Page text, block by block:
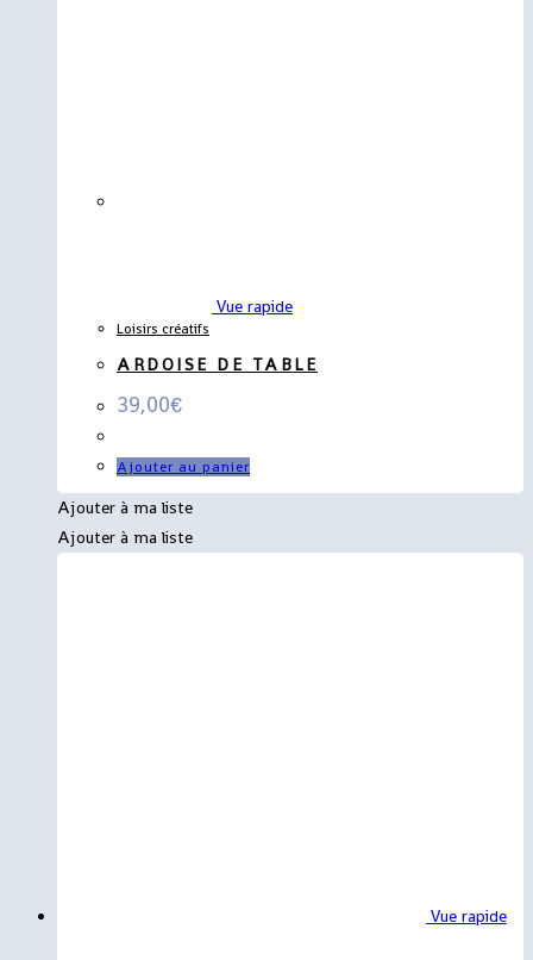
Vue rapide
Loisirs créatifs
ARDOISE DE TABLE
39,00€
Ajouter au panier
Ajouter à ma liste
Ajouter à ma liste
Vue rapide